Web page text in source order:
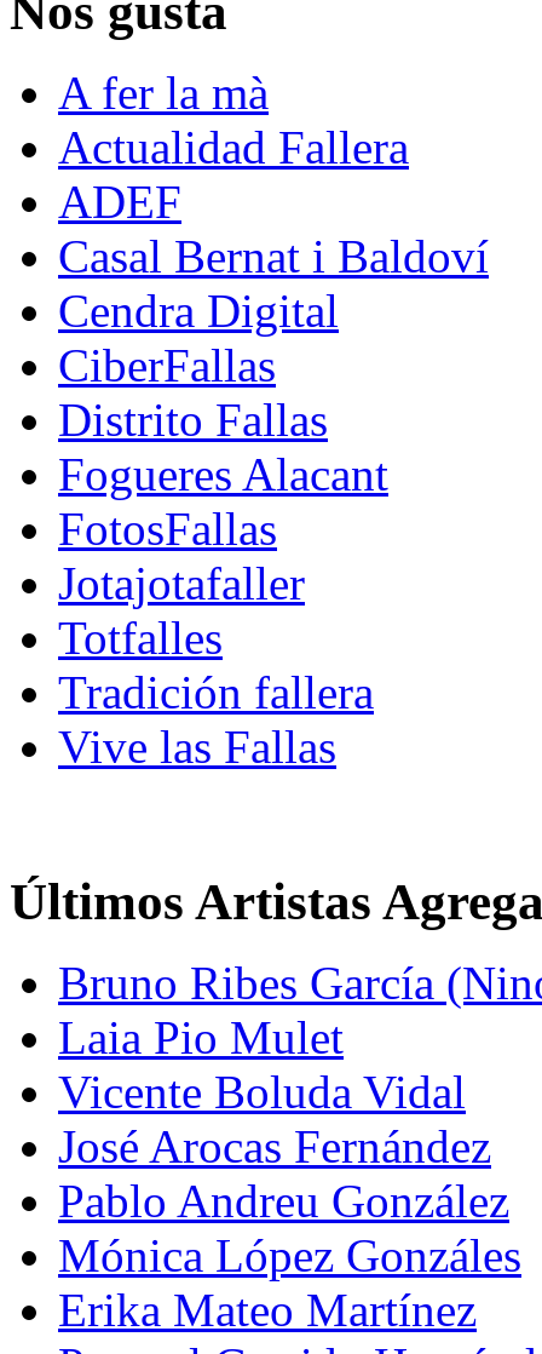
Nos gusta
A fer la mà
Actualidad Fallera
ADEF
Casal Bernat i Baldoví
Cendra Digital
CiberFallas
Distrito Fallas
Fogueres Alacant
FotosFallas
Jotajotafaller
Totfalles
Tradición fallera
Vive las Fallas
Últimos Artistas
Bruno Ribes García
Laia Pio Mulet
Vicente Boluda Vidal
José Arocas Fernández
Pablo Andreu González
Mónica López Gonzáles
Erika Mateo Martínez